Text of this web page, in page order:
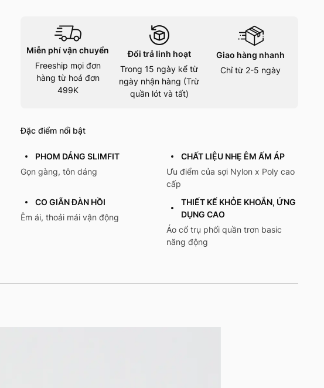
Miễn phí vận chuyển
Freeship mọi đơn
hàng từ hoá đơn
499K
Đổi trả linh hoạt
Trong 15 ngày kể từ
ngày nhận hàng (Trừ
quần lót và tất)
Giao hàng nhanh
Chỉ từ 2-5 ngày
Đặc điểm nổi bật
PHOM DÁNG SLIMFIT
Gọn gàng, tôn dáng
CHẤT LIỆU NHẸ ÊM ẤM ÁP
Ưu điểm của sợi Nylon x Poly cao
cấp
CO GIÃN ĐÀN HỒI
Êm ái, thoải mái vận động
THIẾT KẾ KHỎE KHOẮN, ỨNG
DỤNG CAO
Áo cổ trụ phối quần trơn basic
năng động